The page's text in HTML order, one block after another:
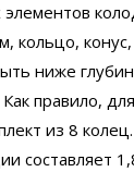
кольцо,
ниже
правило,
из 8
составляет